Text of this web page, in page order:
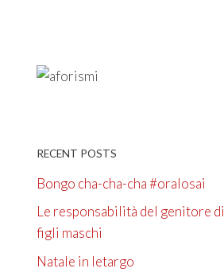
RECENT POSTS
Bongo cha-cha-cha #oralosai
Le responsabilità del genitore di
figli maschi
Natale in letargo